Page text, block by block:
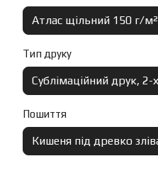
Атлас щільний 150 г/м²
Тип друку
Сублімаційний друк, 2-
Пошиття
Кишеня під древко